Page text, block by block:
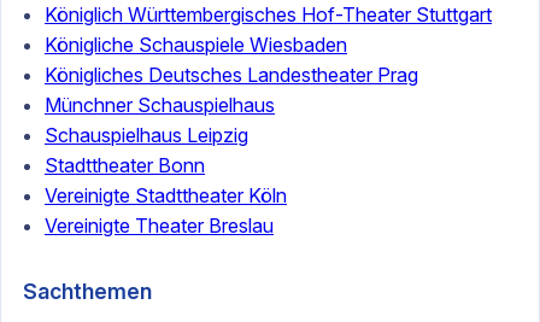
Königlich Württembergisches Hof-Theater Stuttgart
Königliche Schauspiele Wiesbaden
Königliches Deutsches Landestheater Prag
Münchner Schauspielhaus
Schauspielhaus Leipzig
Stadttheater Bonn
Vereinigte Stadttheater Köln
Vereinigte Theater Breslau
Sachthemen